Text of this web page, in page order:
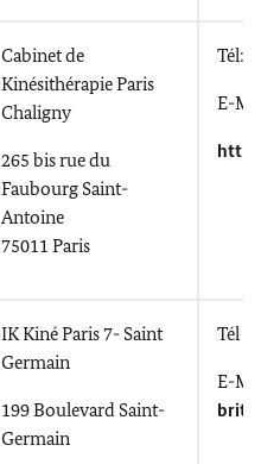
Cabinet de
Kinésithérapie Paris
Chaligny
265 bisrue du
Faubourg Saint-
Antoine
75011 Paris
Tél:
E-
IK KinéParis 7- Saint
Germain
199Boulevard Saint-
Germain
Tél :
E-